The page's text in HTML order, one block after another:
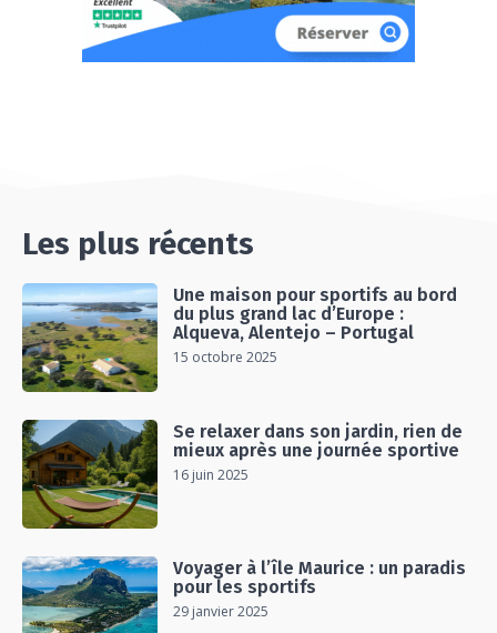
Les plus récents
Une maison pour sportifs au bord
du plus grand lac d’Europe :
Alqueva, Alentejo – Portugal
15 octobre 2025
Se relaxer dans son jardin, rien de
mieux après une journée sportive
16 juin 2025
Voyager à l’île Maurice : un paradis
pour les sportifs
29 janvier 2025